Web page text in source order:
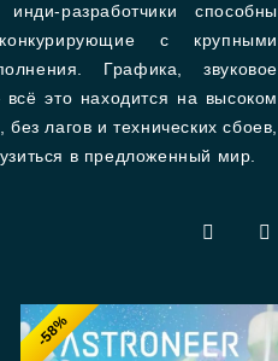
разработчики способны
с крупными
Графика, звуковое
это находится на высоком
лагов и технических сбоев,
в предложенный мир.
-58%